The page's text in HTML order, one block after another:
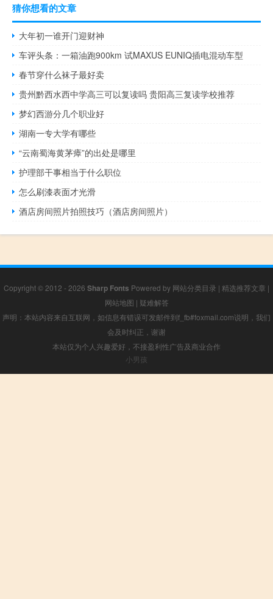
猜你想看的文章
大年初一谁开门迎财神
车评头条：一箱油跑900km 试MAXUS EUNIQ插电混动车型
春节穿什么袜子最好卖
贵州黔西水西中学高三可以复读吗 贵阳高三复读学校推荐
梦幻西游分几个职业好
湖南一专大学有哪些
“云南蜀海黄茅瘴”的出处是哪里
护理部干事相当于什么职位
怎么刷漆表面才光滑
酒店房间照片拍照技巧（酒店房间照片）
Copyright © 2012 - 2026 Sharp Fonts Powered by 网站分类目录 | 精选推荐文章 |
网站地图 | 疑难解答
声明：本站内容来自互联网，如信息有错误可发邮件到f_fb#foxmail.com说明，我们
会及时纠正，谢谢
本站仅为个人兴趣爱好，不接盈利性广告及商业合作
小男孩